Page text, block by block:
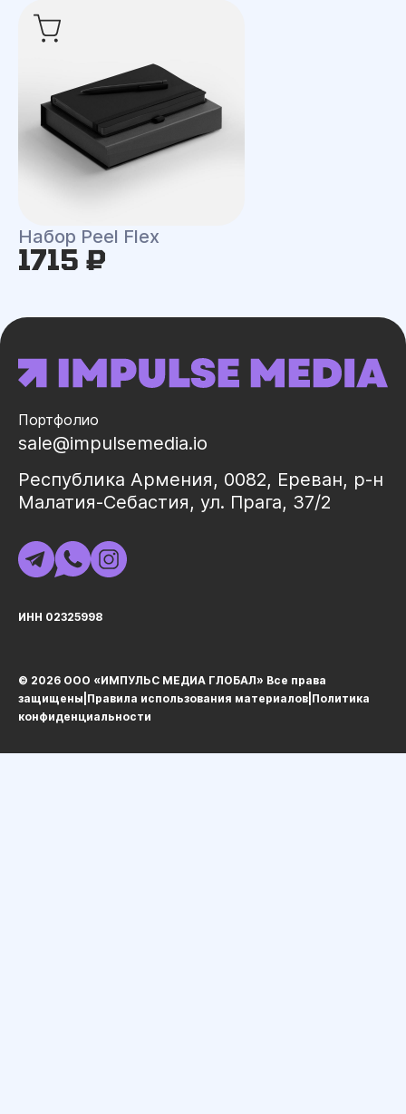
Набор Peel Flex
1715 ₽
Портфолио
sale@impulsemedia.io
Республика Армения, 0082, Ереван, р-н
Малатия-Себастия, ул. Прага, 37/2
ИНН 02325998
© 2026 ООО «ИМПУЛЬС МЕДИА ГЛОБАЛ» Все права
защищеныㅤ|ㅤ Правила использования материалов Политика
конфиденциальности